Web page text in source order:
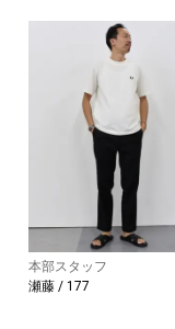
本部スタッフ
瀬藤 / 177